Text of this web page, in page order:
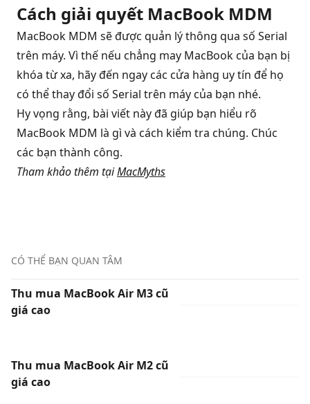
Cách giải quyết MacBook MDM
MacBook MDM sẽ được quản lý thông qua số Serial
trên máy. Vì thế nếu chẳng may MacBook của bạn bị
khóa từ xa, hãy đến ngay các cửa hàng uy tín để họ
có thể thay đổi số Serial trên máy của bạn nhé.
Hy vọng rằng, bài viết này đã giúp bạn hiểu rõ
MacBook MDM là gì và cách kiểm tra chúng. Chúc
các bạn thành công.
Tham khảo thêm tạiMacMyths
CÓ THỂ BẠN QUAN TÂM
Thu mua MacBook Air M3 cũ
giá cao
Thu mua MacBook Air M2 cũ
giá cao